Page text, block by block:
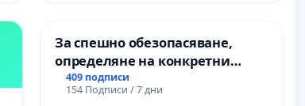
За спешно обезопасяване,
определяне на конкретни
срокове и извършване на
цялостна рехабилитация на
409 подписи
154 Подписи / 7 дни